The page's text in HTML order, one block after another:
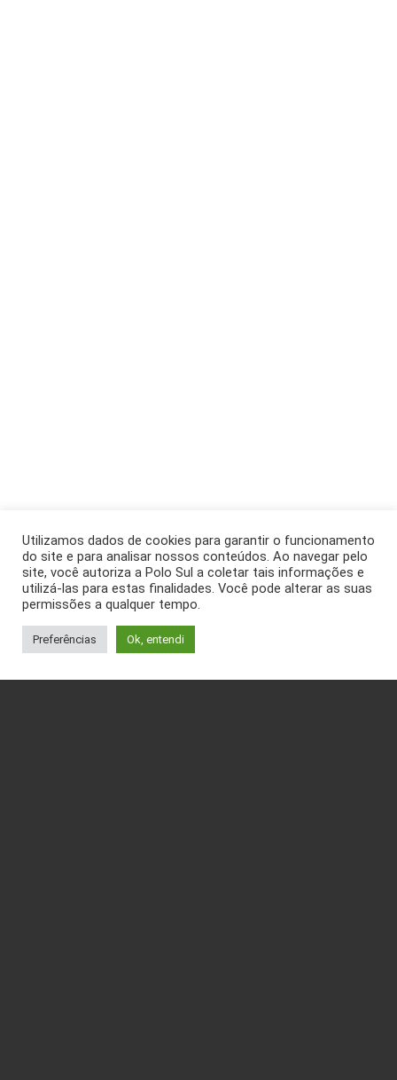
Utilizamos dados de cookies para garantir o funcionamento
do site e para analisar nossos conteúdos. Ao navegar pelo
site, você autoriza a Polo Sul a coletar tais informações e
utilizá-las para estas finalidades. Você pode alterar as suas
permissões a qualquer tempo.
Preferências Ok, entendi